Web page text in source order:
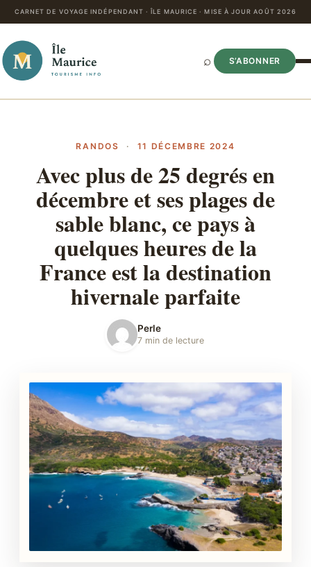
CARNET DE VOYAGE INDÉPENDANT · ÎLE MAURICE · MISE À JOUR AOÛT 2026
⌕ S’ABONNER
RANDOS · 11 DÉCEMBRE 2024
Avec plus de 25 degrés en
décembre et ses plages de
sable blanc, ce pays à
quelques heures de la
France est la destination
hivernale parfaite
Perle
7 min de lecture